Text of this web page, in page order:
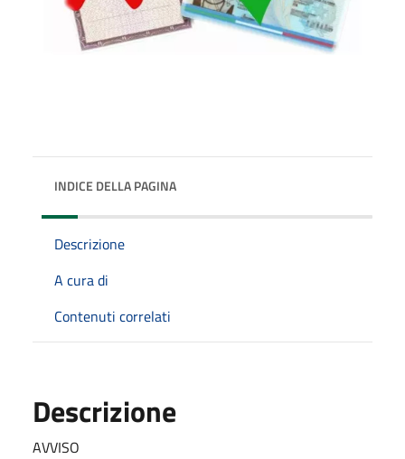
INDICE DELLA PAGINA
Descrizione
A cura di
Contenuti correlati
Descrizione
AVVISO